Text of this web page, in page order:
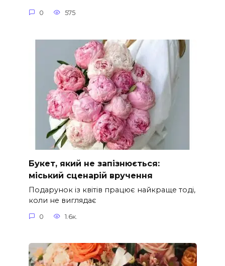
0 575
Букет, який не запізнюється:
міський сценарій вручення
Подарунок із квітів працює найкраще тоді,
коли не виглядає
0 1.6к.